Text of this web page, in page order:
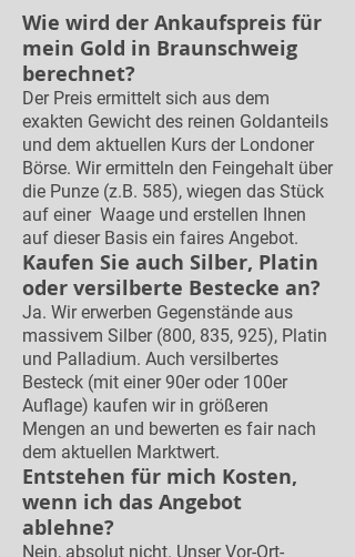
Wie wird der Ankaufspreis für
mein Gold in Braunschweig
berechnet?
Der Preis ermittelt sich aus dem
exakten Gewicht des reinen Goldanteils
und dem aktuellen Kurs der Londoner
Börse. Wir ermitteln den Feingehalt über
die Punze (z.B. 585), wiegen das Stück
auf einer Waage und erstellen Ihnen
auf dieser Basis ein faires Angebot.
Kaufen Sie auch Silber, Platin
oder versilberte Bestecke an?
Ja. Wir erwerben Gegenstände aus
massivem Silber (800, 835, 925), Platin
und Palladium. Auch versilbertes
Besteck (mit einer 90er oder 100er
Auflage) kaufen wir in größeren
Mengen an und bewerten es fair nach
dem aktuellen Marktwert.
Entstehen für mich Kosten,
wenn ich das Angebot
ablehne?
Nein, absolut nicht. Unser Vor-Ort-